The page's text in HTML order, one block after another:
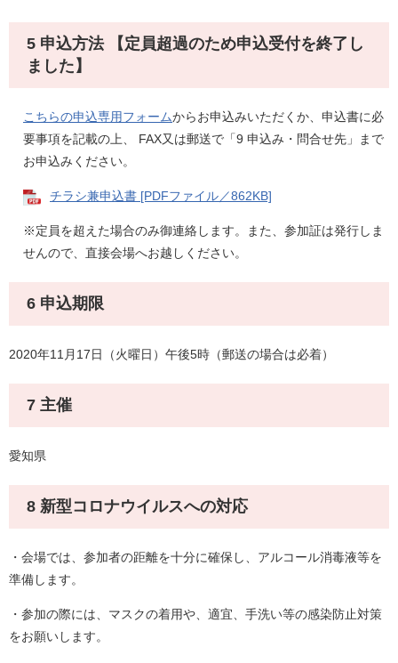
5 申込方法
【定員超過のため申込受付を終了し
ました】
こちらの申込専用フォームからお申込みいただくか、申込書に必
要事項を記載の上、 FAX又は郵送で「9 申込み・問合せ先」まで
お申込みください。
チラシ兼申込書 [PDFファイル／862KB]
※定員を超えた場合のみ御連絡します。また、参加証は発行しま
せんので、直接会場へお越しください。
6 申込期限
2020年11月17日（火曜日）午後5時（郵送の場合は必着）
7 主催
愛知県
8 新型コロナウイルスへの対応
・会場では、参加者の距離を十分に確保し、アルコール消毒液等を
準備します。
・参加の際には、マスクの着用や、適宜、手洗い等の感染防止対策
をお願いします。